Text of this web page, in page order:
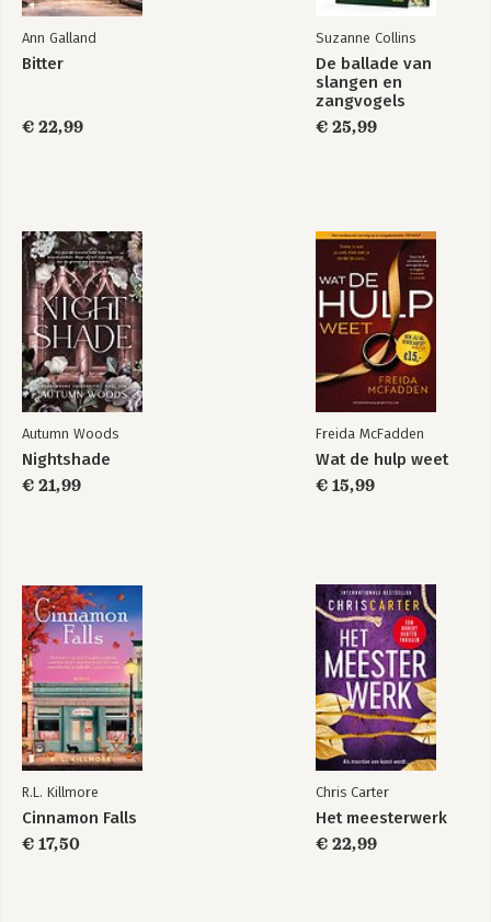
Ann Galland
Bitter
€ 22,99
Suzanne Collins
De ballade van
slangen en
zangvogels
€ 25,99
Autumn Woods
Nightshade
€ 21,99
Freida McFadden
Wat de hulp weet
€ 15,99
R.L. Killmore
Cinnamon Falls
€ 17,50
Chris Carter
Het meesterwerk
€ 22,99